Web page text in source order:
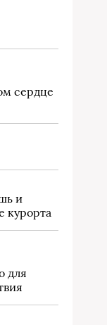
сердце
и
курорта
для